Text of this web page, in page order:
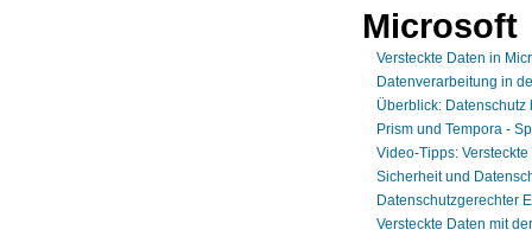
Microsoft
Versteckte Daten in
Datenverarbeitung in
Überblick: Datenschutz
Prism und Tempora -
Video-Tipps:
Sicherheit und
Datenschutzgerechter
Versteckte Daten mit